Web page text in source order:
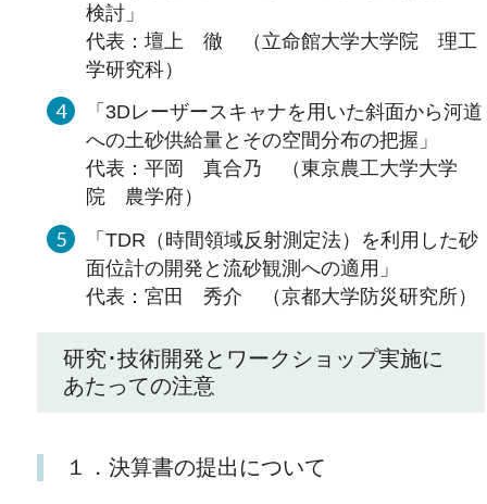
検討」
代表：壇上 徹 （立命館大学大学院 理工
学研究科）
「3Dレーザースキャナを用いた斜面から河道
への土砂供給量とその空間分布の把握」
代表：平岡 真合乃 （東京農工大学大学
院 農学府）
「TDR（時間領域反射測定法）を利用した砂
面位計の開発と流砂観測への適用」
代表：宮田 秀介 （京都大学防災研究所）
研究･技術開発とワークショップ実施に
あたっての注意
１．決算書の提出について